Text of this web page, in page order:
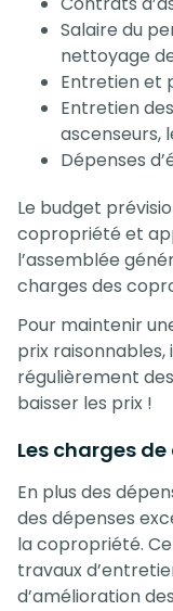
Salaire du
nettoyage
Entretien et
Entretien
ascenseurs,
Dépenses
Le budget
copropriété et
l’assemblée
charges des
Pour maintenir
prix raisonnables,
régulièrement
baisser les prix !
Les charges
En plus des
des dépenses
la copropriété.
travaux
d’amélioration